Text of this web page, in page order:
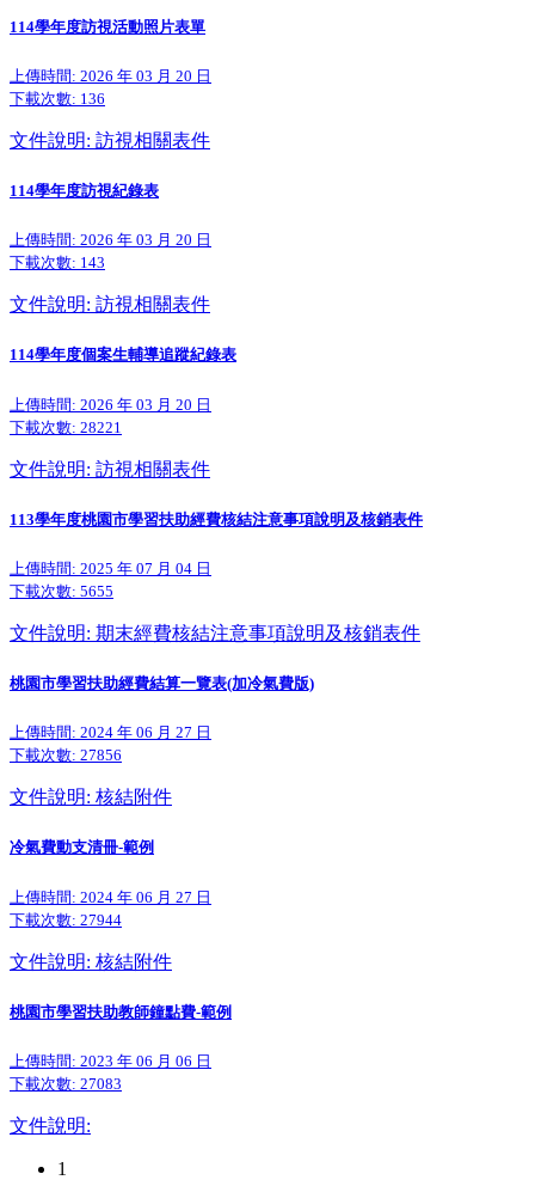
114學年度訪視活動照片表單
上傳時間: 2026 年 03 月 20 日
下載次數: 136
文件說明: 訪視相關表件
114學年度訪視紀錄表
上傳時間: 2026 年 03 月 20 日
下載次數: 143
文件說明: 訪視相關表件
114學年度個案生輔導追蹤紀錄表
上傳時間: 2026 年 03 月 20 日
下載次數: 28221
文件說明: 訪視相關表件
113學年度桃園市學習扶助經費核結注意事項說明及核銷表件
上傳時間: 2025 年 07 月 04 日
下載次數: 5655
文件說明: 期末經費核結注意事項說明及核銷表件
桃園市學習扶助經費結算一覽表(加冷氣費版)
上傳時間: 2024 年 06 月 27 日
下載次數: 27856
文件說明: 核結附件
冷氣費動支清冊-範例
上傳時間: 2024 年 06 月 27 日
下載次數: 27944
文件說明: 核結附件
桃園市學習扶助教師鐘點費-範例
上傳時間: 2023 年 06 月 06 日
下載次數: 27083
文件說明:
1